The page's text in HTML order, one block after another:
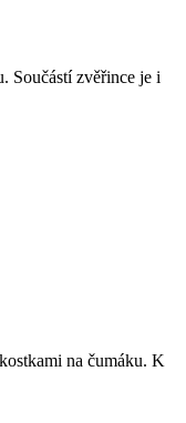
Součástí zvěřince je i
na čumáku. K